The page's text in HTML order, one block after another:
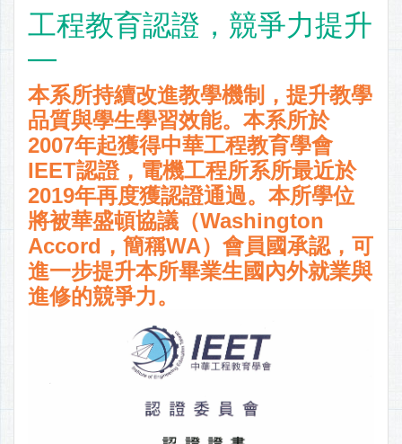
工程教育認證，競爭力提升
—
本系所持續改進教學機制，提升教學
品質與學生學習效能。本系所於
2007年起獲得中華工程教育學會
IEET認證，電機工程所系所最近於
2019年再度獲認證通過。本所學位
將被華盛頓協議（Washington
Accord，簡稱WA）會員國承認，可
進一步提升本所畢業生國內外就業與
進修的競爭力。